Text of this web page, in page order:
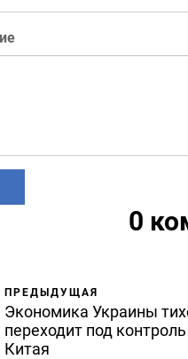
0
ПРЕДЫДУЩАЯ
Экономика Украины
переходит под контроль
Китая